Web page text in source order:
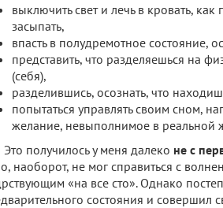
выключить свет и лечь в кровать,
засыпать,
впасть в полудремотное состояние,
представить, что разделяешься на
(себя),
разделившись, осознать, что
попытаться управлять своим сном,
желание, невыполнимое в реальной
Это получилось у меня далеко не с
наоборот, не мог справиться с
«на все сто». Однако
состояния и совершил